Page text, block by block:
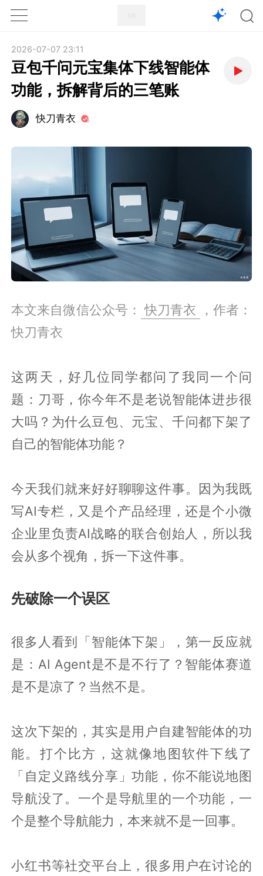
1X
2026-07-07 23:11
豆包千问元宝集体下线智能体
功能，拆解背后的三笔账
快刀青衣
本文来自微信公众号： 快刀青衣
，作者：
快刀青衣
这两天，好几位同学都问了我同一个问
题：刀哥，你今年不是老说智能体进步很
大吗？为什么豆包、元宝、千问都下架了
自己的智能体功能？
今天我们就来好好聊聊这件事。因为我既
写AI专栏，又是个产品经理，还是个小微
企业里负责AI战略的联合创始人，所以我
会从多个视角，拆一下这件事。
先破除一个误区
很多人看到「智能体下架」，第一反应就
是：AI Agent是不是不行了？智能体赛道
是不是凉了？当然不是。
这次下架的，其实是用户自建智能体的功
能。打个比方，这就像地图软件下线了
「自定义路线分享」功能，你不能说地图
导航没了。一个是导航里的一个功能，一
个是整个导航能力，本来就不是一回事。
小红书等社交平台上，很多用户在讨论的